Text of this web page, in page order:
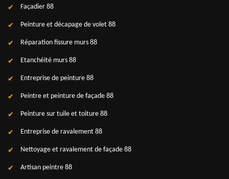
Façadier 88
Peinture et décapage de volet 88
Réparation fissure murs 88
Etanchéité murs 88
Entreprise de peinture 88
Peintre et peinture de façade 88
Peinture sur tuile et toiture 88
Entreprise de ravalement 88
Nettoyage et ravalement de façade 88
Artisan peintre 88